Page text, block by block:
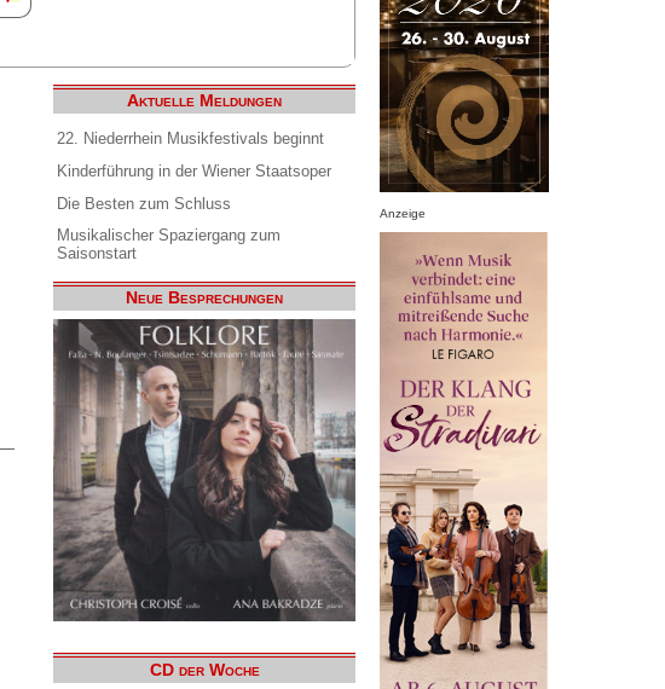
Aktuelle Meldungen
22. Niederrhein Musikfestivals beginnt
Kinderführung in der Wiener Staatsoper
Die Besten zum Schluss
Musikalischer Spaziergang zum
Saisonstart
Neue Besprechungen
CD der Woche
Anzeige